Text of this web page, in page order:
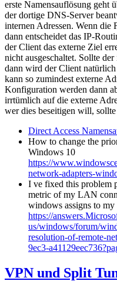
erste Namensauflösung geht
der dortige DNS-Server
internen Adressen. Wenn die
dann entscheidet das IP-
der Client das externe Ziel
nicht ausgeschaltet. Sollte
dann wird der Client
kann so zumindest externe
Konfiguration werden dann
irrtümlich auf die externe
wer dies beseitigen will,
Direct Access
How to change the
Windows 10
https://
network-adapters-
I ve fixed this problem
metric of my LAN
windows assigns to
https://
us/windows/forum/
resolution-of-remote-
9ec3-
VPN und Split